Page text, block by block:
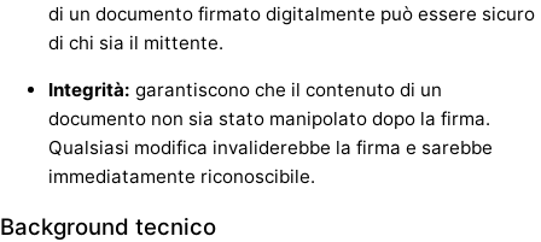
di un documento firmato digitalmente può essere sicuro
di chi sia il mittente.
Integrità: garantiscono che il contenuto di un
documento non sia stato manipolato dopo la firma.
Qualsiasi modifica invaliderebbe la firma e sarebbe
immediatamente riconoscibile.
Background tecnico